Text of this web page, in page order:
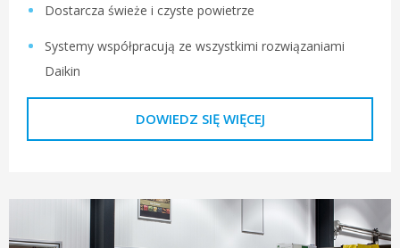
Dostarcza świeże i czyste powietrze
Systemy współpracują ze wszystkimi rozwiązaniami
Daikin
DOWIEDZ SIĘ WIĘCEJ